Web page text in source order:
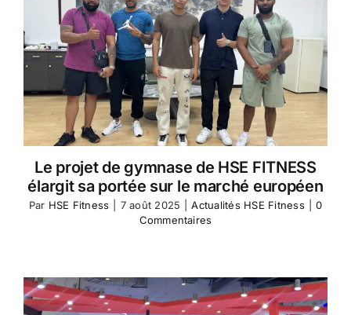
Le projet de gymnase de HSE FITNESS
élargit sa portée sur le marché européen
Par HSE Fitness 7 août 2025 Actualités HSE Fitness
0
Commentaires